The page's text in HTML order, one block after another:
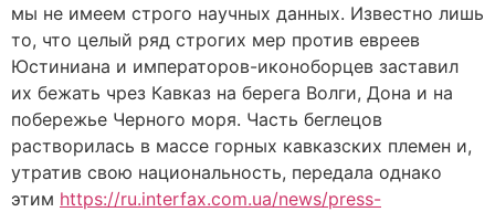
мы не имеем строго научных данных. Известно лишь
то, что целый ряд строгих мер против евреев
Юстиниана и императоров-иконоборцев заставил
их бежать чрез Кавказ на берега Волги, Дона и на
побережье Черного моря. Часть беглецов
растворилась в массе горных кавказских племен и,
утратив свою национальность, передала однако
этим https://ru.interfax.com.ua/news/press-